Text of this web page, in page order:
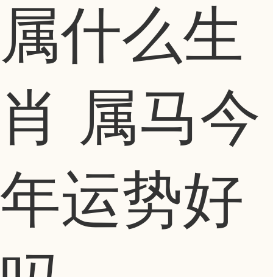
属什么生
肖 属马今
年运势好